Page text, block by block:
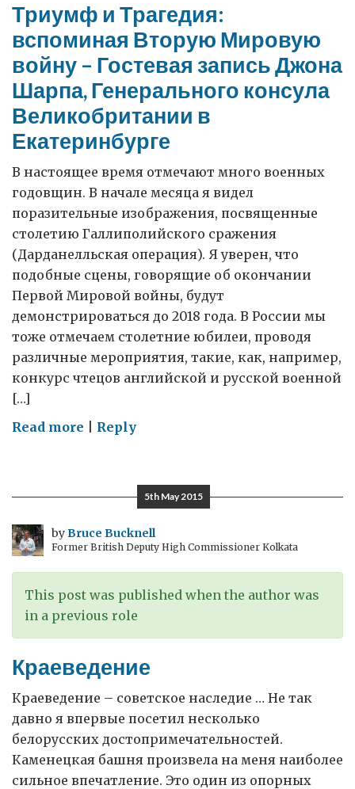
Триумф и Трагедия:
вспоминая Вторую Мировую
войну – Гостевая запись Джона
Шарпа, Генерального консула
Великобритании в
Екатеринбурге
В настоящее время отмечают много военных
годовщин. В начале месяца я видел
поразительные изображения, посвященные
столетию Галлиполийского сражения
(Дарданелльская операция). Я уверен, что
подобные сцены, говорящие об окончании
Первой Мировой войны, будут
демонстрироваться до 2018 года. В России мы
тоже отмечаем столетние юбилеи, проводя
различные мероприятия, такие, как, например,
конкурс чтецов английской и русской военной
[…]
Read more on
Трагедия:
вспоминая
Вторую
Мировую
войну
–
Гостевая
Шарпа,
Генерального
консула
Великобритании
в
Екатеринбурге
Reply
5th May 2015
byBruce Bucknell
Former British Deputy High Commissioner Kolkata
This post was published when the author was
in a previous role
Краеведение
Краеведение – советское наследие … Не так
давно я впервые посетил несколько
белорусских достопримечательностей.
Каменецкая башня произвела на меня наиболее
сильное впечатление. Это один из опорных